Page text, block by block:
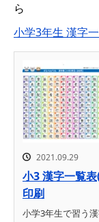
ら
小学3年生 漢字
2021.09.29
小3 漢字一覧
印刷
小学3年生で習う